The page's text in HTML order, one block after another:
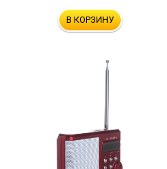
В КОРЗИНУ